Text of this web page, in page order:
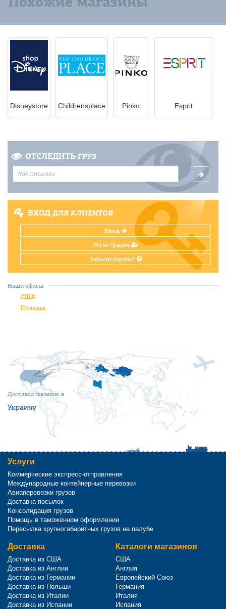
Disneystore Childrensplace Pinko Esprit
ОТСЛЕДИТЬ ГРУЗ
ВХОДДЛЯ КЛИЕНТОВ
Вход
Регистрация
Забыли пароль?
Доставка посылок в
Украину
Наши офисы
США
Польша
Услуги
Коммерческие экспресс-отправления
Международные контейнерные перевозки
Авиаперевозки грузов
Доставка посылок
Консолидация грузов
Помощь в таможенном оформлении
Пересылка крупногабаритных грузов на палубе
Доставка
Доставка из США
Доставка из Англии
Доставка из Германии
Доставка из Польши
Доставка из Италии
Доставка из Испании
Каталоги магазинов
США
Англия
Европейский Союз
Германия
Италия
Испания